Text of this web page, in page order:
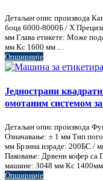
Детаљан опис производа
боца 6000-8000Б / Х
мм Глава етикете: Може
мм Кс 1600 мм .. .
Опширније
Једнострани
омотаним системом
Детаљан опис производа
Означавање: ± 1 мм Тип
мм Брзина израде: 200БС /
Паковање: Дрвени кофер са
машине: 3048 мм Кс
Опширније